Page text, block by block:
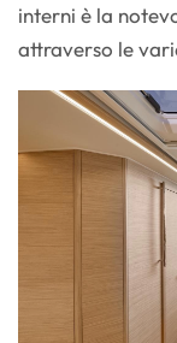
interni è la
attraverso le